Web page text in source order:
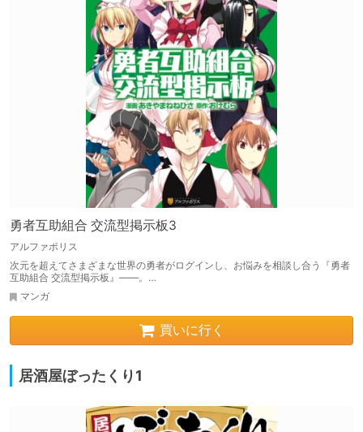
勇者互助組合 交流型掲示板3
アルファポリス
次元を超えてさまざまな世界の勇者がログインし、お悩みを相談し合う『勇者
互助組合 交流型掲示板』――。…
マンガ
買いに行く
居酒屋ぼったくり1